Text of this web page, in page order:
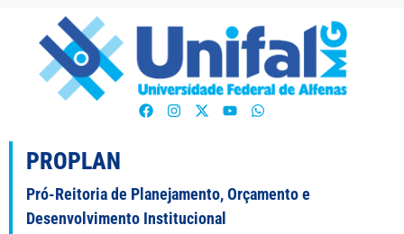
PROPLAN
Pró-Reitoria de Planejamento, Orçamento e
Desenvolvimento Institucional